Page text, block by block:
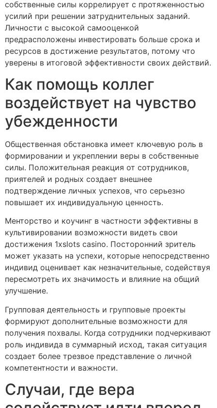
собственные силы коррелирует с протяженностью
усилий при решении затруднительных заданий.
Личности с высокой самооценкой
предрасположены инвестировать больше срока и
ресурсов в достижение результатов, потому что
уверены в итоговой эффективности своих действий.
Как помощь коллег
воздействует на чувство
убежденности
Общественная обстановка имеет ключевую роль в
формировании и укреплении веры в собственные
силы. Положительная реакция от сотрудников,
приятелей и родных создает внешнее
подтверждение личных успехов, что серьезно
повышает их индивидуальную ценность.
Менторство и коучинг в частности эффективны в
культивировании возможности видеть свои
достижения 1xslots casino. Посторонний зритель
может указать на успехи, которые непосредственно
индивид оценивает как незначительные, содействуя
пересмотреть их значимость и влияние на общий
улучшение.
Групповая деятельность и групповые проекты
формируют дополнительные возможности для
получения похвалы. Когда сотрудники подчеркивают
роль индивида в суммарный исход, такая ситуация
создает более трезвое представление о личной
компетентности и важности.
Случаи, где вера